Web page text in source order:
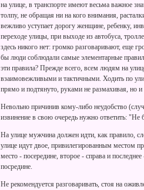
на улице, в транспорте имеют весьма важное
толпу, не обращая ни на кого внимания,
вежливо уступает дорогу женщине, ребенку,
переходе улицы, при выходе из автобуса,
здесь никого нет: громко разговаривают, еще
бы люди соблюдали самые элементарные
эти правила? Прежде всего, всем людям на
взаимовежливыми и тактичными. Ходить по
прямо и подтянуто, руками не размахивая, но
Невольно причинив кому-либо неудобство
извинение в свою очередь нужно ответить: "Не
На улице мужчина должен идти, как правило,
улице идут двое, привилегированным местом
место - посередине, второе - справа и
посредине.
Не рекомендуется разговаривать, стоя на